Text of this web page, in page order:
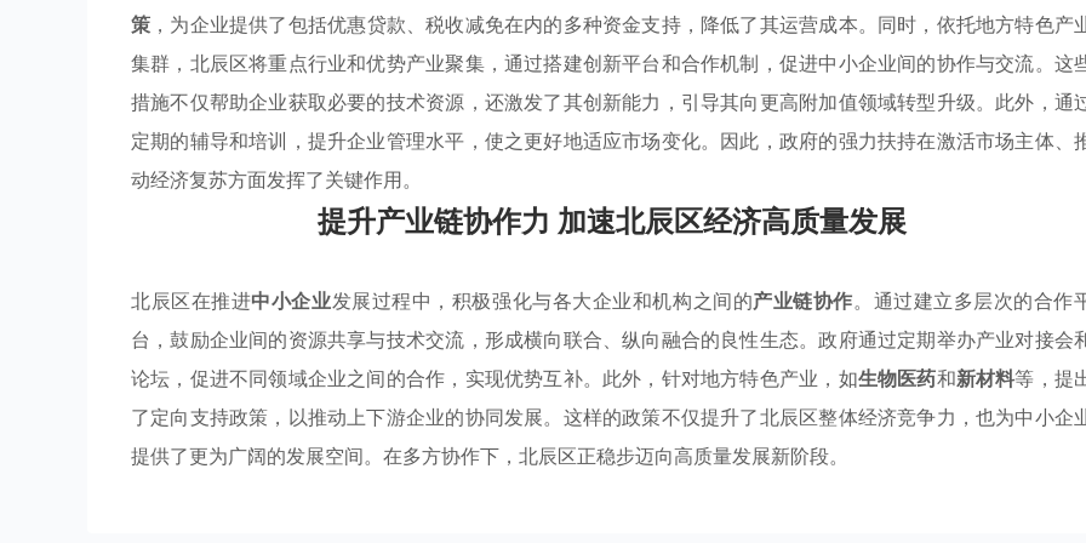
策 ，为企业提供了包括优惠贷款、税收减免在内的多种资金支持，降低了其运营成本。同时，依托地方特色产
集群，北辰区将重点行业和优势产业聚集，通过搭建创新平台和合作机制，促进中小企业间的协作与交流。这
措施不仅帮助企业获取必要的技术资源，还激发了其创新能力，引导其向更高附加值领域转型升级。此外，通
定期的辅导和培训，提升企业管理水平，使之更好地适应市场变化。因此，政府的强力扶持在激活市场主体、
动经济复苏方面发挥了关键作用。
提升产业链协作力 加速北辰区经济高质量发展
北辰区在推进中小企业发展过程中，积极强化与各大企业和机构之间的产业链协作。通过建立多层次的合作
台，鼓励企业间的资源共享与技术交流，形成横向联合、纵向融合的良性生态。政府通过定期举办产业对接会
论坛，促进不同领域企业之间的合作，实现优势互补。此外，针对地方特色产业，如生物医药和新材料等，提
了定向支持政策，以推动上下游企业的协同发展。这样的政策不仅提升了北辰区整体经济竞争力，也为中小企
提供了更为广阔的发展空间。在多方协作下，北辰区正稳步迈向高质量发展新阶段。